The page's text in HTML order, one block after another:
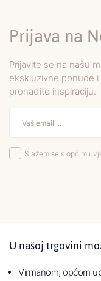
Prijava na
Prijavite se na našu
ekskluzivne ponude
pronađite inspiraciju.
Slažem se s općim
U našoj trgovini
Virmanom, općom